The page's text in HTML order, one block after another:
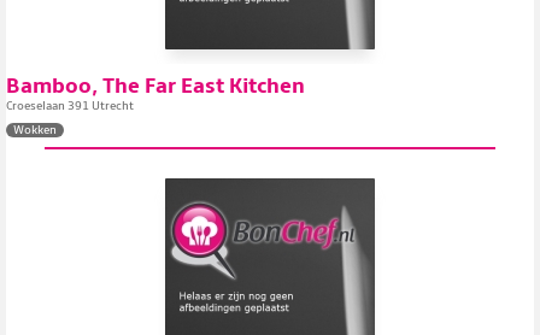
Bamboo, The Far East Kitchen
Croeselaan 391 Utrecht
Wokken